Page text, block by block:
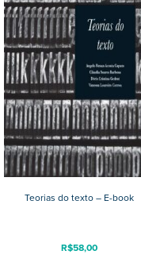
Teorias do texto – E-book
R$58,00